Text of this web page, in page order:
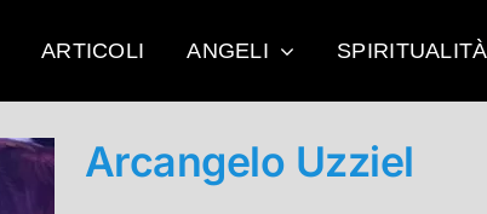
ARTICOLI ANGELI
Arcangelo Uzziel